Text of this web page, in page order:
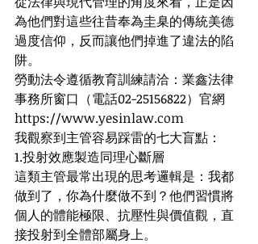
為他們對這些往昔奉為圭臬的傳統美德
過度信仰，反而讓他們掉進了違法的陷
阱。
勞動法令遵循教育訓練請洽：業鑫法律
事務所窗口（電話02-25156822）官網
https://www.yesinlaw.com
我觀察到主管容易踩雷的七大盲點：
1.投射效應製造同理心斷層
這類主管最常出現的思考邏輯是：我都
做到了，你為什麼做不到？他們習慣將
個人的體能極限、抗壓性與價值觀，直
接投射到全體部屬身上。